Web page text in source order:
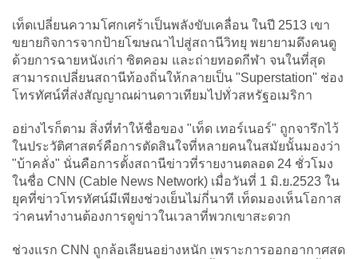
เท็ดเปลี่ยนความโศกเศร้าเป็นพลังขับเคลื่อน ในปี 2513 เขา
ขยายกิจการจากป้ายโฆษณาไปสู่สถานีวิทยุ พยายามดึงคนดู
ด้วยการฉายหนังเก่า ซิตคอม และถ่ายทอดกีฬา จนในที่สุด
สามารถเปลี่ยนสถานีท้องถิ่นให้กลายเป็น "Superstation" ช่อง
โทรทัศน์ที่ส่งสัญญาณผ่านดาวเทียมไปทั่วสหรัฐอเมริกา
อย่างไรก็ตาม สิ่งที่ทำให้ชื่อของ "เท็ด เทอร์เนอร์" ถูกจารึกไว้
ในประวัติศาสตร์คือการตัดสินใจที่หลายคนในสมัยนั้นมองว่า
"บ้าคลั่ง" นั่นคือการตั้งสถานีข่าวที่รายงานตลอด 24 ชั่วโมง
ในชื่อ CNN (Cable News Network) เมื่อวันที่ 1 มิ.ย.2523 ใน
ยุคที่ข่าวโทรทัศน์มีเพียงช่วงเย็นไม่กี่นาที เท็ดมองเห็นโอกาส
ว่าคนทำงานต้องการดูข่าวในเวลาที่พวกเขาสะดวก
ช่วงแรก CNN ถูกล้อเลียนอย่างหนัก เพราะการออกอากาศสด